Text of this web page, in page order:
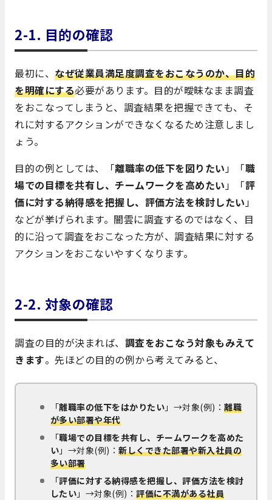
2-1. 目的の確認
最初に、 なぜ従業員満足度調査をおこなうのか、目的
を明確にする必要があります。目的が曖昧なまま調査
をおこなってしまうと、調査結果を把握できても、そ
れに対するアクションができなくなるため注意しまし
ょう。
目的の例としては、「離職率の低下を図りたい 」「職
場での目標を共有し、チームワークを高めたい 」「評
価に対する納得感を把握し、評価方法を検討したい 」
などが挙げられます。闇雲に調査するのではなく、目
的に沿って調査をおこなった方が、調査結果に対する
アクションをおこないやすくなります。
2-2. 対象の確認
調査の目的が決まれば、 調査をおこなう対象もみえて
きます。先ほどの目的の例から考えてみると、
「離職率の低下をはかりたい 」→対象(例)：離職
が多い部署や年代
「職場での目標を共有し、チームワークを高めた
い 」→対象(例)：新しくできた部署や新入社員の
多い部署
「評価に対する納得感を把握し、評価方法を検討
したい 」→対象(例)：評価に不満がある社員